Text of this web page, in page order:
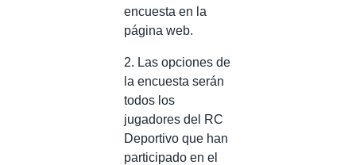
encuesta en la
página web.
2. Las opciones de
la encuesta serán
todos los
jugadores del RC
Deportivo que han
participado en el